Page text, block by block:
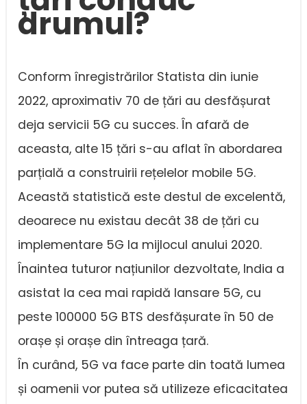
drumul?
Conform înregistrărilor Statista din iunie
2022, aproximativ 70 de țări au desfășurat
deja servicii 5G cu succes. În afară de
aceasta, alte 15 țări s-au aflat în abordarea
parțială a construirii rețelelor mobile 5G.
Această statistică este destul de excelentă,
deoarece nu existau decât 38 de țări cu
implementare 5G la mijlocul anului 2020.
Înaintea tuturor națiunilor dezvoltate, India a
asistat la cea mai rapidă lansare 5G, cu
peste 100000 5G BTS desfășurate în 50 de
orașe și orașe din întreaga țară.
În curând, 5G va face parte din toată lumea
și oamenii vor putea să utilizeze eficacitatea